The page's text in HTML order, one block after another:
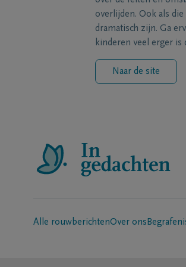
overlijden. Ook als
dramatisch zijn. Ga
kinderen veel erger is
Naar de site
Alle rouwberichtenOver ons